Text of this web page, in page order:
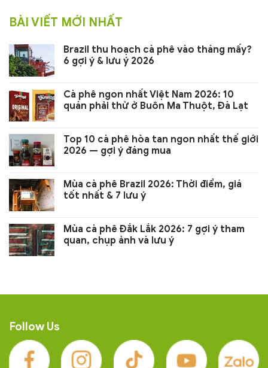
BÀI VIẾT MỚI NHẤT
Brazil thu hoạch cà phê vào tháng mấy?
6 gợi ý & lưu ý 2026
Cà phê ngon nhất Việt Nam 2026: 10
quán phải thử ở Buôn Ma Thuột, Đà Lạt
Top 10 cà phê hòa tan ngon nhất thế giới
2026 — gợi ý đáng mua
Mùa cà phê Brazil 2026: Thời điểm, giá
tốt nhất & 7 lưu ý
Mùa cà phê Đắk Lắk 2026: 7 gợi ý tham
quan, chụp ảnh và lưu ý
Follow Us